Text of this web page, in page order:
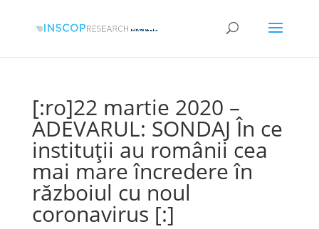
[:ro]22 martie 2020 –
ADEVARUL: SONDAJ În ce
instituţii au românii cea
mai mare încredere în
războiul cu noul
coronavirus [:]